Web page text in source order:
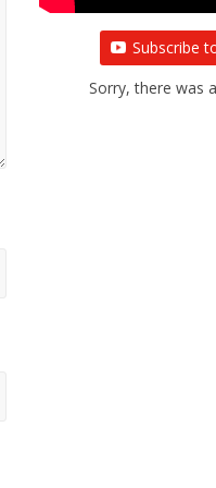
Subscribe
Sorry, there was